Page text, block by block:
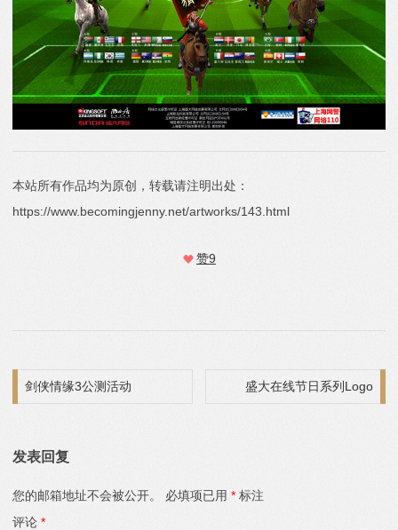
本站所有作品均为原创，转载请注明出处：
https://www.becomingjenny.net/artworks/143.html
赞9
文章导航
剑侠情缘3公测活动 盛大在线节日系列Logo
发表回复
您的邮箱地址不会被公开。 必填项已用 * 标注
评论 *